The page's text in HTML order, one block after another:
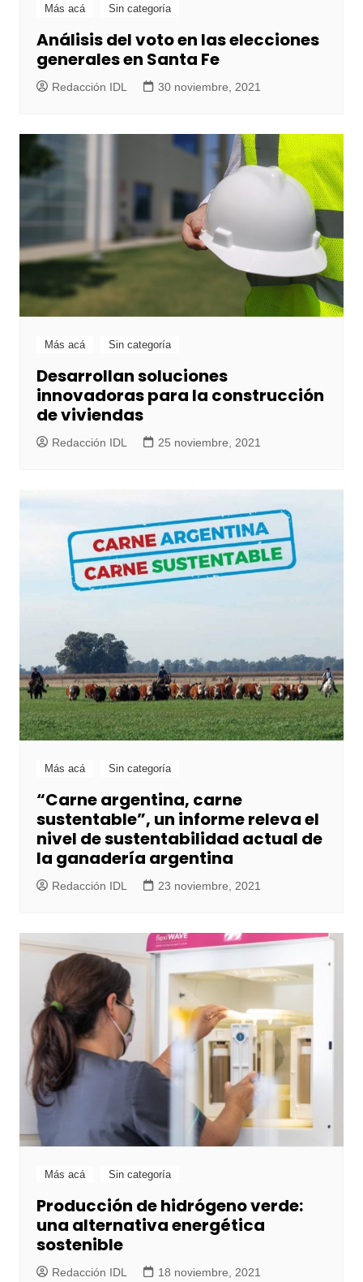
Más acá Sin categoría
Análisis del voto en las elecciones
generales en Santa Fe
Redacción IDL 30 noviembre, 2021
Más acá Sin categoría
Desarrollan soluciones
innovadoras para la construcción
de viviendas
Redacción IDL 25 noviembre, 2021
Más acá Sin categoría
“Carne argentina, carne
sustentable”, un informe releva el
nivel de sustentabilidad actual de
la ganadería argentina
Redacción IDL 23 noviembre, 2021
Más acá Sin categoría
Producción de hidrógeno verde:
una alternativa energética
sostenible
Redacción IDL 18 noviembre, 2021